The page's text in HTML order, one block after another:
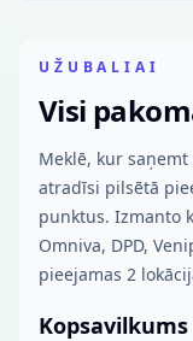
UŽUBALIAI
Visi
Meklē, kur
atradīsi pilsētā
punktus. Izmanto
Omniva, DPD,
pieejamas 2
Kopsavilkums